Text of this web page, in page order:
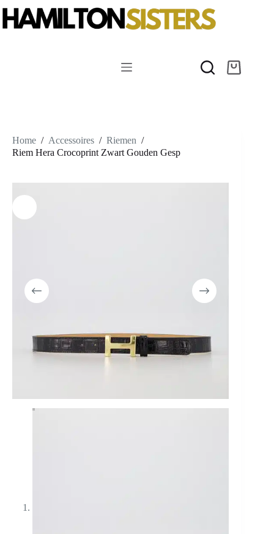
naar
de
Home / Accessoires / Riemen /
Riem Hera Crocoprint Zwart Gouden Gesp